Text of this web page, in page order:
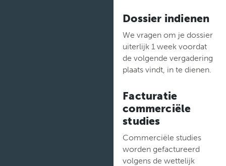
Dossier indienen
We vragen om je dossier
uiterlijk 1 week voordat
de volgende vergadering
plaats vindt, in te dienen.
Facturatie
commerciële
studies
Commerciële studies
worden gefactureerd
volgens de wettelijk